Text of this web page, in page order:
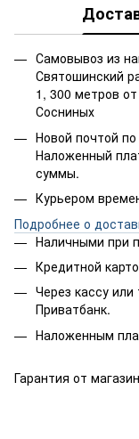
Самовывоз из
Святошинский
1, 300 метров
Сосниных
Новой почтой
Наложенный
суммы.
Курьером
Подробнее о
Наличными при
Кредитной
Через кассу
Приватбанк.
Наложенным
Гарантия от